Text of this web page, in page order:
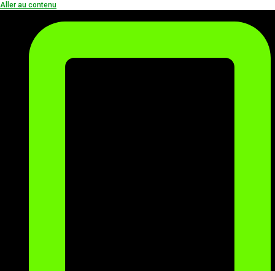
Aller au contenu